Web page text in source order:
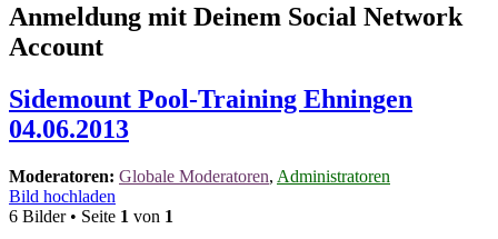
Anmeldung mit Deinem Social Network
Account
Sidemount Pool-Training Ehningen
04.06.2013
Moderatoren: Globale Moderatoren, Administratoren
Bild hochladen
6 Bilder • Seite 1 von 1